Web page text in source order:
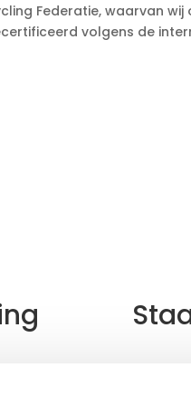
Federatie, waarvan
volgens de